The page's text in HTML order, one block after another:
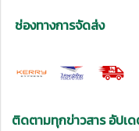
ช่องทางการจัดส่ง
ติดตามทุกข่าวสาร อัปเ